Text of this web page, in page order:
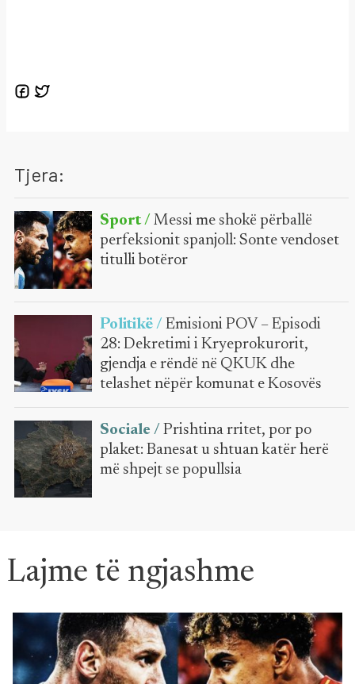
Tjera:
Sport / Messi me shokë përballë
perfeksionit spanjoll: Sonte vendoset
titulli botëror
Politikë / Emisioni POV – Episodi
28: Dekretimi i Kryeprokurorit,
gjendja e rëndë në QKUK dhe
telashet nëpër komunat e Kosovës
Sociale / Prishtina rritet, por po
plaket: Banesat u shtuan katër herë
më shpejt se popullsia
Lajme të ngjashme